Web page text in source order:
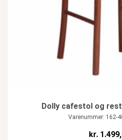
Dolly cafestol og
Varenummer: 162-
kr.